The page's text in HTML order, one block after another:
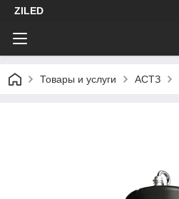
ZILED
Товары и услуги АСТЗ